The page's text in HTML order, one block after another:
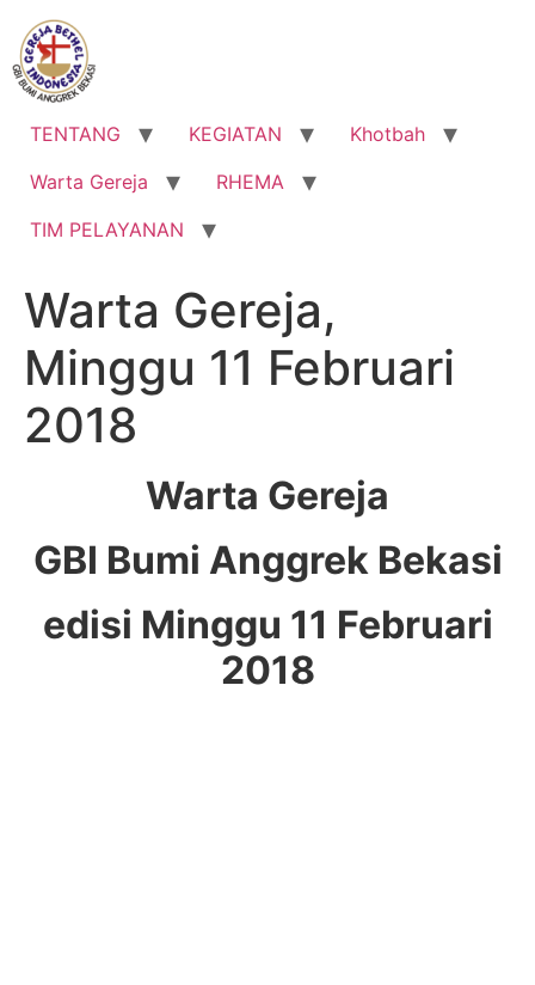
Lewati
konten
TENTANG KEGIATAN
Khotbah
Warta Gereja
RHEMA
TIM PELAYANAN
Warta Gereja,
Minggu 11 Februari
2018
Warta Gereja
GBI Bumi Anggrek Bekasi
edisi Minggu 11 Februari
2018